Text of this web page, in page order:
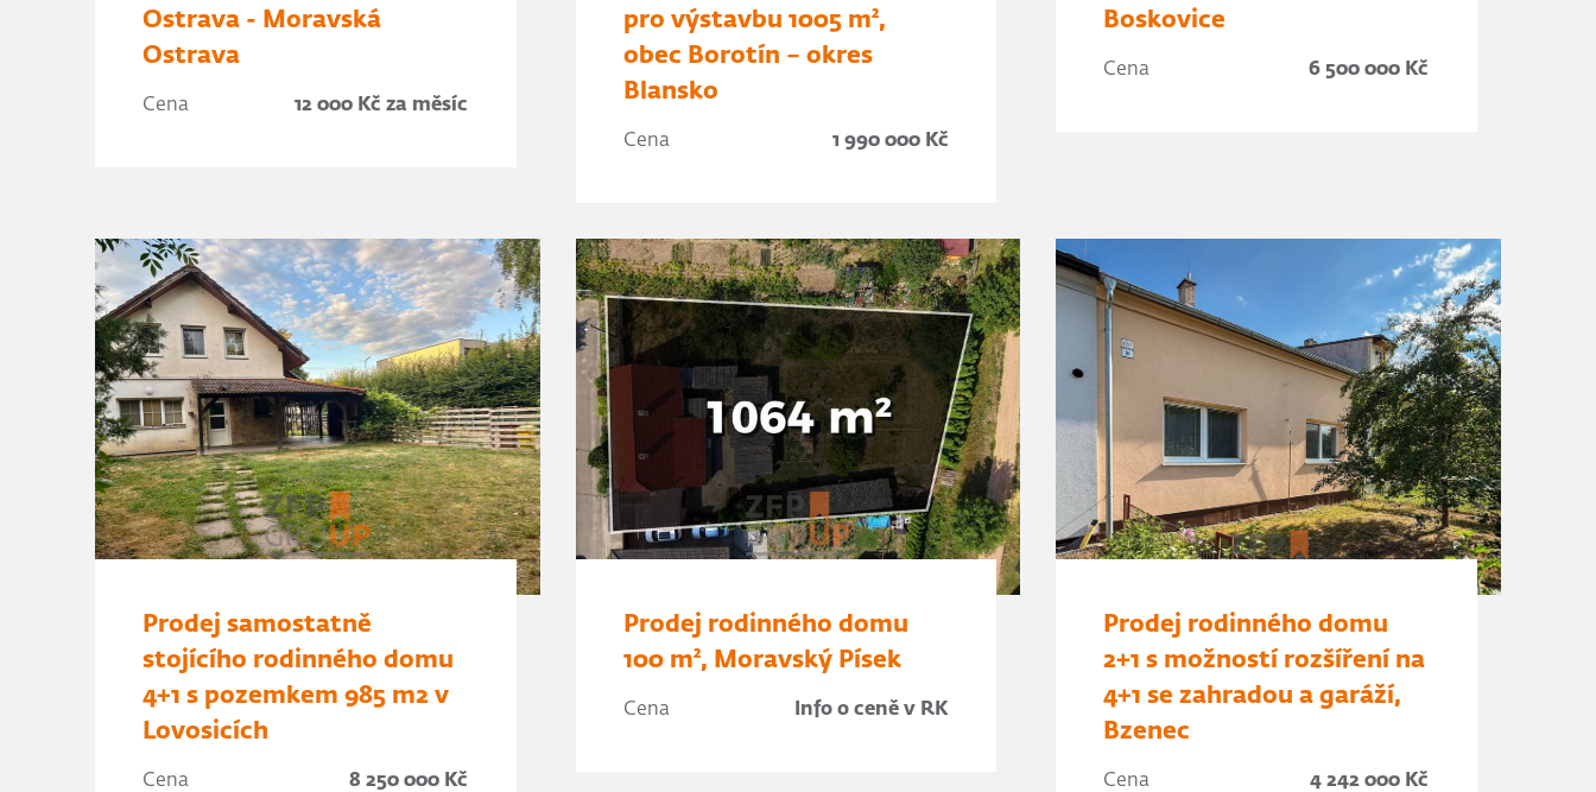
Ostrava - Moravská
Ostrava
Cena 12 000 Kč za měsíc
pro výstavbu 1005 m²,
obec Borotín – okres
Blansko
Cena 1 990 000 Kč
Boskovice
Cena 6 500 000 Kč
Prodej samostatně
stojícího rodinného domu
4+1 s pozemkem 985 m2 v
Lovosicích
Cena 8 250 000 Kč
Prodej rodinného domu
100 m², Moravský Písek
Cena Info o ceně v RK
Prodej rodinného domu
2+1 s možností rozšíření na
4+1 se zahradou a garáží,
Bzenec
Cena 4 242 000 Kč